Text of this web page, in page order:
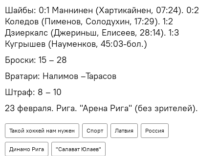
Шайбы: 0:1 Маннинен (Хартикайнен, 07:24). 0:2
Коледов (Пименов, Солодухин, 17:29). 1:2
Дзиеркалс (Джериньш, Елисеев, 28:14). 1:3
Кугрышев (Науменков, 45:03-бол.)
Броски: 15 – 28
Вратари: Налимов –Тарасов
Штраф: 8 – 10
23 февраля. Рига. "Арена Рига" (без зрителей).
Такой хоккей нам нужен Спорт Латвия Россия
Динамо Рига "Салават Юлаев"